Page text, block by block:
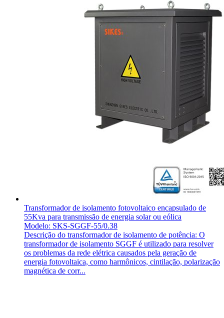
Transformador de isolamento fotovoltaico encapsulado de
55Kva para transmissão de energia solar ou eólica
Modelo: SKS-SGGF-55/0.38
Descrição do transformador de isolamento de potência: O
transformador de isolamento SGGF é utilizado para resolver
os problemas da rede elétrica causados pela geração de
energia fotovoltaica, como harmônicos, cintilação, polarização
magnética de corr...